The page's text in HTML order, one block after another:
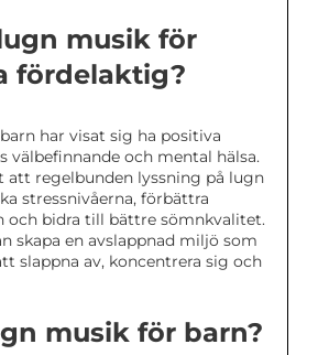
musik för
fördelaktig?
har visat sig ha positiva
välbefinnande och mental hälsa.
att regelbunden lyssning på lugn
stressnivåerna, förbättra
och bidra till bättre sömnkvalitet.
skapa en avslappnad miljö som
slappna av, koncentrera sig och
musik för barn?